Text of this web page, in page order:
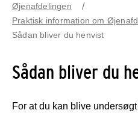
Øjenafdelingen
Praktisk information om
Sådan bliver du henvist
Sådan bliver du
For at du kan blive